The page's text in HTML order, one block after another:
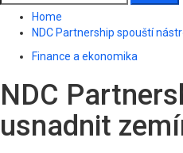
for:
Home
NDC Partnership spouští
Finance a ekonomika
NDC
usnadnit